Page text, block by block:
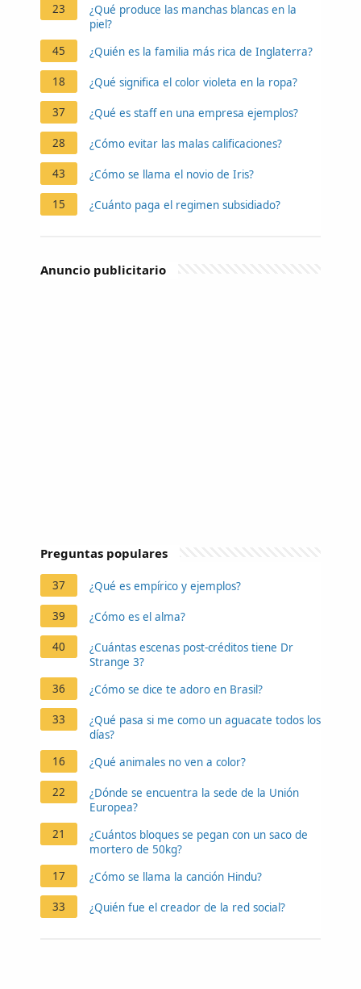
23
¿Qué produce las manchas blancas en la
piel?
45
¿Quién es la familia más rica de Inglaterra?
18 ¿Qué significa el color violeta en la ropa?
37 ¿Qué es staff en una empresa ejemplos?
28 ¿Cómo evitar las malas calificaciones?
43 ¿Cómo se llama el novio de Iris?
15 ¿Cuánto paga el regimen subsidiado?
Anuncio publicitario
Preguntas populares
37 ¿Qué es empírico y ejemplos?
39 ¿Cómo es el alma?
40
¿Cuántas escenas post-créditos tiene Dr
Strange 3?
36
¿Cómo se dice te adoro en Brasil?
33
¿Qué pasa si me como un aguacate todos los
días?
16
¿Qué animales no ven a color?
22
¿Dónde se encuentra la sede de la Unión
Europea?
21
¿Cuántos bloques se pegan con un saco de
mortero de 50kg?
17
¿Cómo se llama la canción Hindu?
33 ¿Quién fue el creador de la red social?